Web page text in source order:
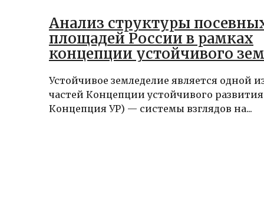
Анализ структуры
площадей России в рамках
концепции устойчивого
Устойчивое земледелие является одной
частей Концепции устойчивого
Концепция УР) — системы взглядов на...